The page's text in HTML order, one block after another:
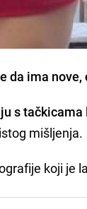
da ima
s tačkicama
mišljenja.
koji je